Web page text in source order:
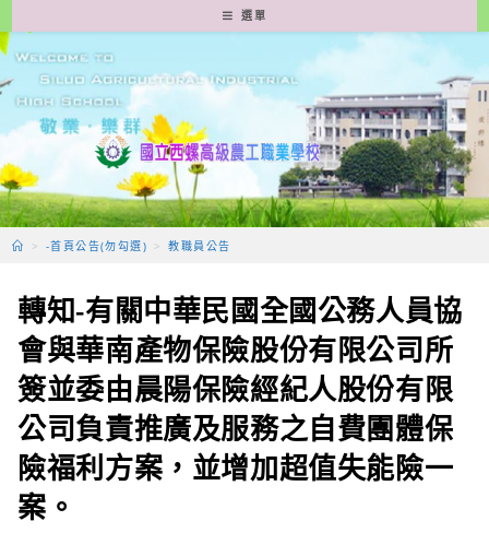
轉
至
要
容
選單
> -首頁公告(勿勾選) > 教職員公告
轉知-有關中華民國全國公務人員協
會與華南產物保險股份有限公司所
簽並委由晨陽保險經紀人股份有限
公司負責推廣及服務之自費團體保
險福利方案，並增加超值失能險一
案。